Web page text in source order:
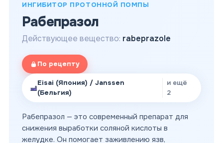
ИНГИБИТОР ПРОТОННОЙ ПОМПЫ
Рабепразол
Действующее вещество: rabeprazole
По рецепту
Eisai (Япония) / Janssen
(Бельгия)
и ещё
2
Рабепразол — это современный препарат для
снижения выработки соляной кислоты в
желудке. Он помогает заживлению язв,